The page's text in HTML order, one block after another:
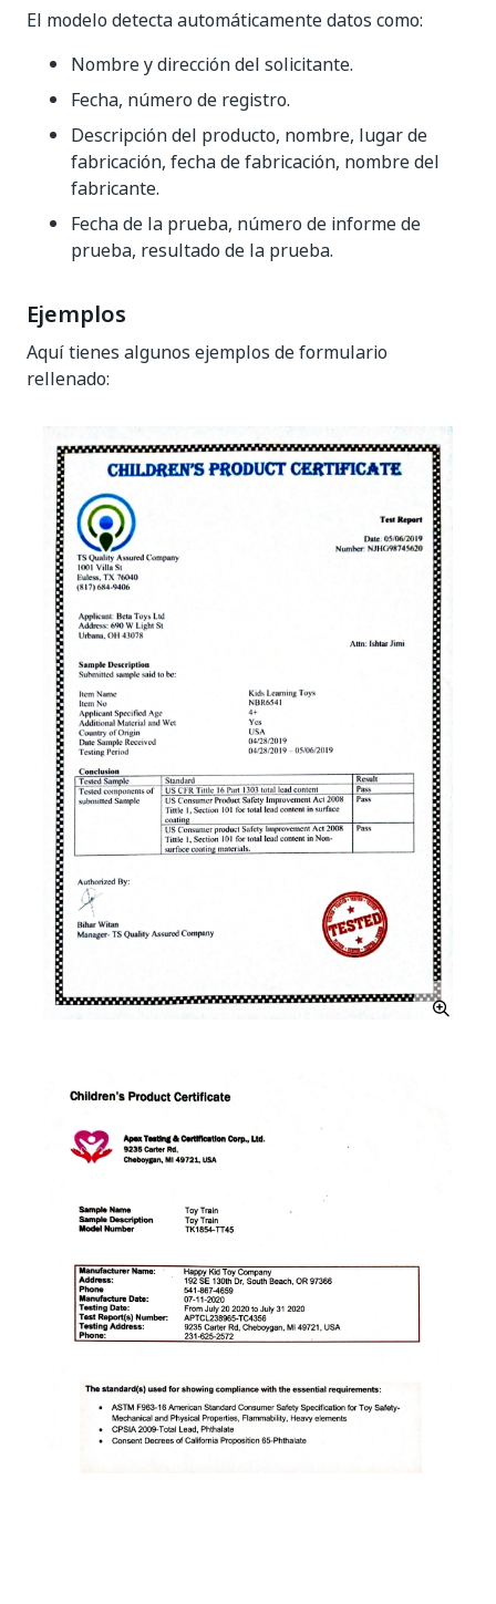
El modelo detecta automáticamente datos como:
Nombre y dirección del solicitante.
Fecha, número de registro.
Descripción del producto, nombre, lugar de
fabricación, fecha de fabricación, nombre del
fabricante.
Fecha de la prueba, número de informe de
prueba, resultado de la prueba.
Ejemplos
Aquí tienes algunos ejemplos de formulario
rellenado: